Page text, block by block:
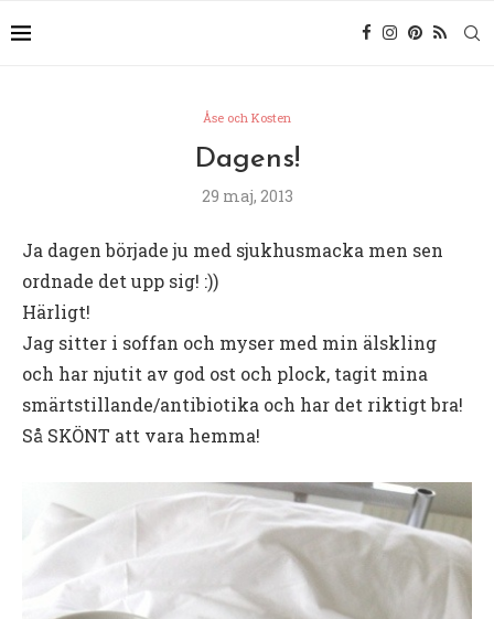
Åse och Kosten
Dagens!
29 maj, 2013
Ja dagen började ju med sjukhusmacka men sen
ordnade det upp sig! :))
Härligt!
Jag sitter i soffan och myser med min älskling
och har njutit av god ost och plock, tagit mina
smärtstillande/antibiotika och har det riktigt bra!
Så SKÖNT att vara hemma!